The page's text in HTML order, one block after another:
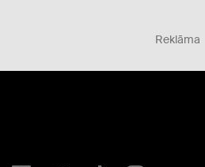
Reklāma